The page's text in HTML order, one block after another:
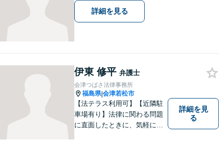
詳細を見る
伊東 修平 弁護士
会津つばさ法律事務所
福島県|会津若松市
【法テラス利用可】【近隣駐
車場有り】法律に関わる問題
に直面したときに、気軽に相
詳細を見
る